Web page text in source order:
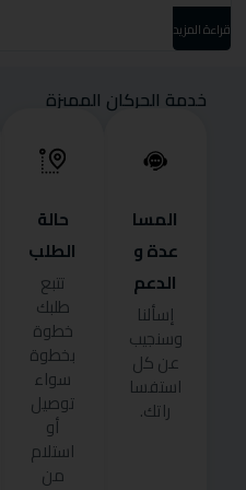
قراءة المزيد
خدمة الحركان المميزة
المسا
عدة و
الدعم
إسألنا
وسنجيب
عن كل
استفسا
راتك.
حالة
الطلب
تتبع
طلبك
خطوة
بخطوة
سواء
توصيل
أو
استلام
من